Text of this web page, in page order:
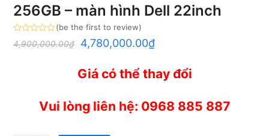
256GB – màn hình Dell 22inch
0
(be the first to review)
4,900,000.00₫ 4,780,000.00₫
Giá có thể thay đổi
Vui lòng liên hệ: 0968 885 887